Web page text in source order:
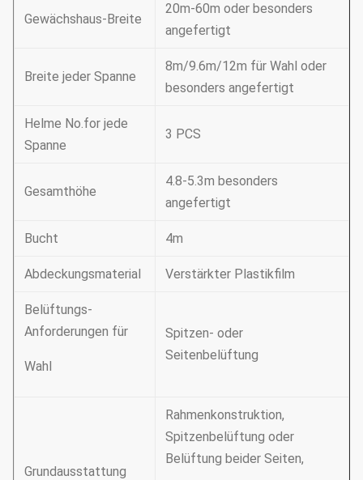
Gewächshaus-Breite
20m-60m oder besonders
angefertigt
Breite jeder Spanne
8m/9.6m/12m für Wahl oder
besonders angefertigt
Helme No.for jede
Spanne
3 PCS
Gesamthöhe
4.8-5.3m besonders
angefertigt
Bucht 4m
Abdeckungsmaterial Verstärkter Plastikfilm
Belüftungs-
Anforderungen für
Wahl
Spitzen- oder
Seitenbelüftung
Grundausstattung
Rahmenkonstruktion,
Spitzenbelüftung oder
Belüftung beider Seiten,